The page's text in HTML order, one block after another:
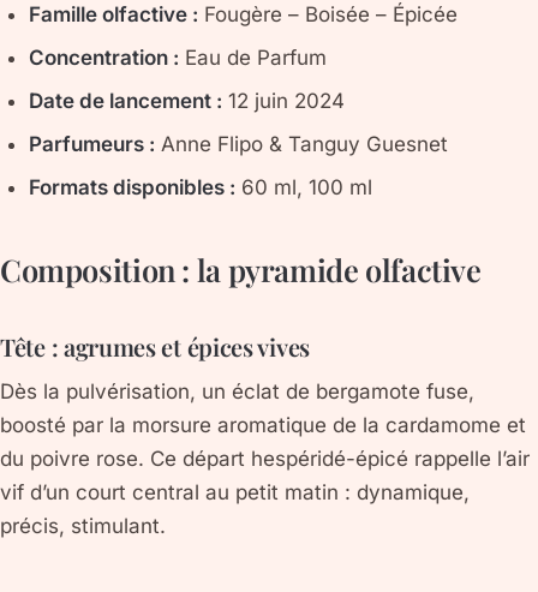
Famille olfactive : Fougère – Boisée – Épicée
Concentration : Eau de Parfum
Date de lancement : 12 juin 2024
Parfumeurs : Anne Flipo & Tanguy Guesnet
Formats disponibles : 60 ml, 100 ml
Composition : la pyramide olfactive
Tête : agrumes et épices vives
Dès la pulvérisation, un éclat de bergamote fuse,
boosté par la morsure aromatique de la cardamome et
du poivre rose. Ce départ hespéridé-épicé rappelle l’air
vif d’un court central au petit matin : dynamique,
précis, stimulant.